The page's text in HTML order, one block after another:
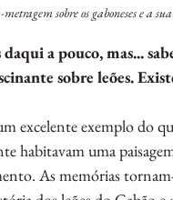
sobre os gaboneses e a
a pouco, mas...
sobre leões.
excelente exemplo do
habitavam uma
As memórias